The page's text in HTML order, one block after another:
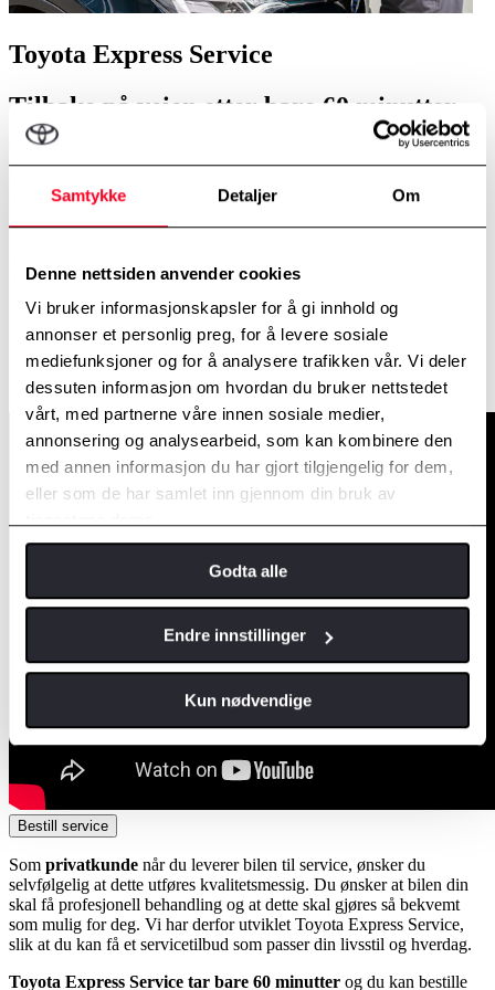
Samtykke Detaljer Om
Denne nettsiden anvender cookies
Vi bruker informasjonskapsler for å gi innhold og
annonser et personlig preg, for å levere sosiale
mediefunksjoner og for å analysere trafikken vår. Vi deler
dessuten informasjon om hvordan du bruker nettstedet
vårt, med partnerne våre innen sosiale medier,
annonsering og analysearbeid, som kan kombinere den
med annen informasjon du har gjort tilgjengelig for dem,
eller som de har samlet inn gjennom din bruk av
Godta alle
Endre innstillinger
Kun nødvendige
Toyota Express Service
Tilbake på veien etter bare 60 minutter
Få utført service/vedlikeholdet mens du venter –
kostnad.
tidsbesparende og effektivt for din bedrift og dine ansatte. Ved å
Tidsbesparelse
Fleksibilitet
Perfekt for Toyota-kunder "In business"
Bestill service
Som privatkunde når du leverer bilen til service, ønsker du
selvfølgelig at dette utføres kvalitetsmessig. Du ønsker at bilen din
skal få profesjonell behandling og at dette skal gjøres så bekvemt
som mulig for deg. Vi har derfor utviklet Toyota Express Service,
slik at du kan få et servicetilbud som passer din livsstil og hverdag.
Toyota Express Service tar bare 60 minutter og du kan bestille